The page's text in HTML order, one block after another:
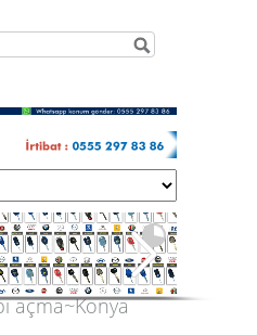
açma~Konya